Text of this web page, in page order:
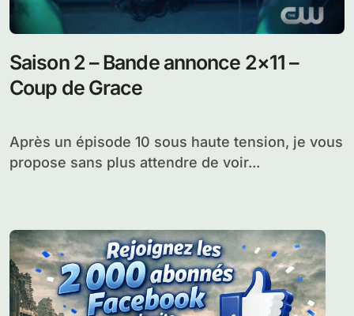
Saison 2 – Bande annonce 2×11 –
Coup de Grace
Après un épisode 10 sous haute tension, je vous
propose sans plus attendre de voir...